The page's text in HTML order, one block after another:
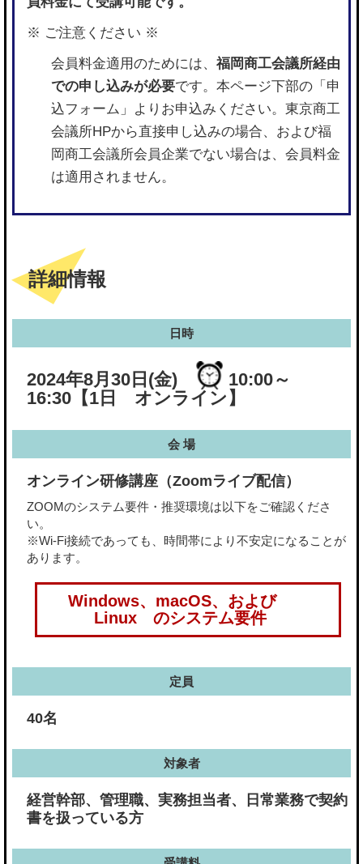
※ ご注意ください ※
会員料金適用のためには、 福岡商工会議所経由
での申し込みが必要です。本ページ下部の「申
込フォーム」よりお申込みください。東京商工
会議所HPから直接申し込みの場合、および福
岡商工会議所会員企業でない場合は、会員料金
は適用されません。
詳細情報
日時
2024年8月30日(金)
10:00～
16:30 【1日 オンライン】
会 場
オンライン研修講座（Zoomライブ配信）
ZOOMのシステム要件・推奨環境は以下をご確認くださ
い。
※Wi-Fi接続であっても、時間帯により不安定になることが
あります。
Windows、macOS、および
Linux のシステム要件
定員
40名
対象者
経営幹部、管理職、実務担当者、日常業務で契約
書を扱っている方